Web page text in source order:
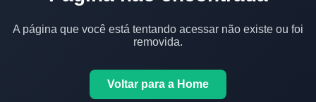
A página que você está tentando acessar não existe ou foi
removida.
Voltar para a Home